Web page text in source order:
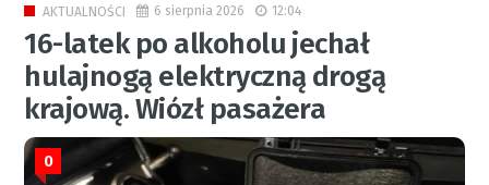
AKTUALNOŚCI 6 sierpnia 2026 12:04
16-latek po alkoholu jechał
hulajnogą elektryczną drogą
krajową. Wiózł pasażera
0